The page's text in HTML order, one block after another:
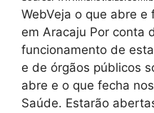
WebVeja o que abre
em Aracaju Por conta
funcionamento de
e de órgãos públicos
abre e o que fecha
Saúde. Estarão